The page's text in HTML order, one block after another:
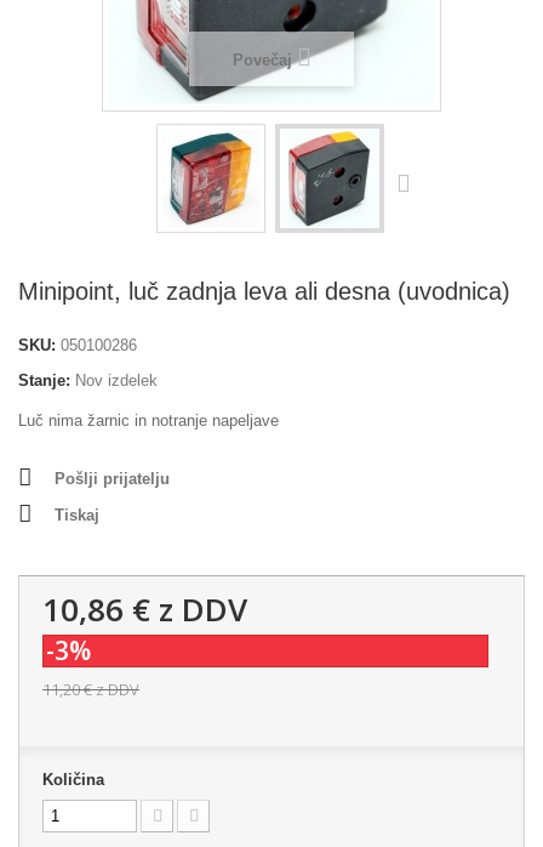
Povečaj
Minipoint, luč zadnja leva ali desna (uvodnica)
SKU: 050100286
Stanje: Nov izdelek
Luč nima žarnic in notranje napeljave
Pošlji prijatelju
Tiskaj
10,86 € z DDV
-3%
11,20 €z DDV
Količina